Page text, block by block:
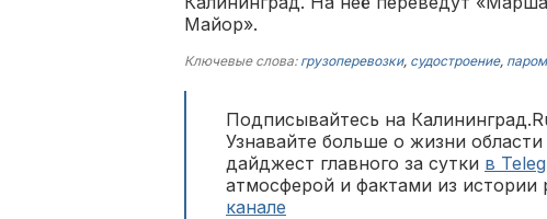
Майор».
Ключевые слова: грузоперевозки, судостроение, паром
Подписывайтесь на
Узнавайте больше о жизни области
дайджест главного за сутки в
атмосферой и фактами из истории
канале